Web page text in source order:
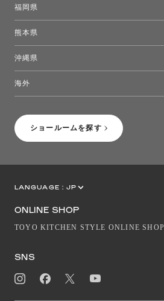
ショールームを探す
福岡県
熊本県
沖縄県
海外
LANGUAGE : JP
ONLINE SHOP
TOYO KITCHEN STYLE ONLINE SHOP
SNS